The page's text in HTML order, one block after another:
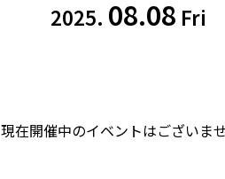
2025. 08.08 Fri
現在開催中のイベントはございませ